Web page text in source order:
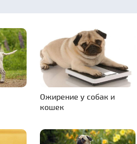
Ожирение у собак и
кошек